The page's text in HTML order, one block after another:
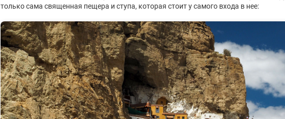
только сама священная пещера и ступа, которая стоит у самого входа в нее: